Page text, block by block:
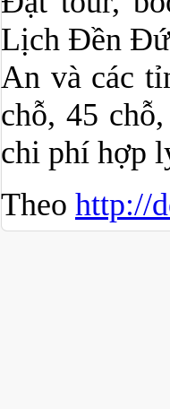
Lịch Đền
An và các
chỗ, 45
chi phí hợp
Theo http://